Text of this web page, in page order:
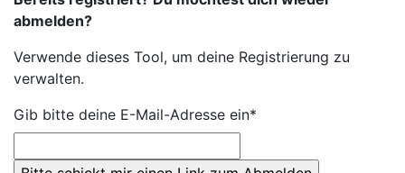
abmelden?
Verwende dieses Tool, um deine Registrierung zu
verwalten.
Gib bitte deine E-Mail-Adresse ein*